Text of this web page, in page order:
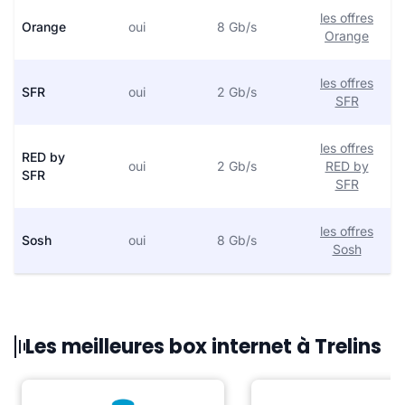
Orange oui 8 Gb/s
les offres
Orange
SFR oui 2 Gb/s
les offres
SFR
RED by
SFR
oui 2 Gb/s
les offres
RED by
SFR
Sosh oui 8 Gb/s
les offres
Sosh
Les meilleures box internet à Trelins